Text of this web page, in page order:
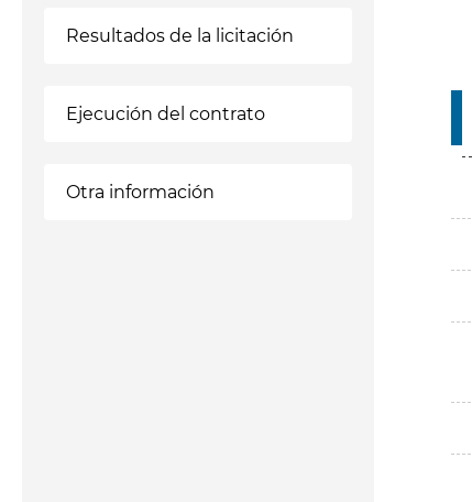
Resultados de la licitación
Ejecución del contrato
Otra información